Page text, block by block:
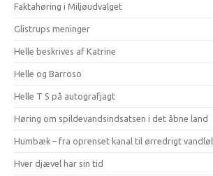
Faktahøring i Miljøudvalget
Glistrups meninger
Helle beskrives af Katrine
Helle og Barroso
Helle T S på autografjagt
Høring om spildevandsindsatsen i det åbne land
Humbæk – fra oprenset kanal til ørredrigt
Hver djævel har sin tid